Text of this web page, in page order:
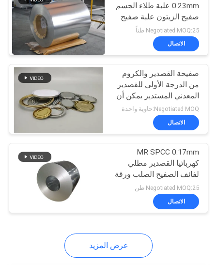
صفيح مطبوع
13
لوحة معدنية من
الصفيح
14
ورقة القصدير مطلي
0.23mm علبة طلاء الجسم
صفيح الزيتون علبة صفيح
SPTE TFS
Negotiated MOQ:25 طناً
الاتصال
صفيحة القصدير والكروم
من الدرجة الأولى للقصدير
المعدني المستدير يمكن أن
تعلو غطاء صفيح صفيح
Negotiated MOQ:حاوية واحدة
الاتصال
MR SPCC 0.17mm
كهربائيا القصدير مطلي
لفائف الصفيح الصلب ورقة
SPTE TFS
Negotiated MOQ:25 طن
الاتصال
عرض المزيد